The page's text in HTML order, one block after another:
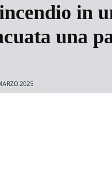
in
una
2025